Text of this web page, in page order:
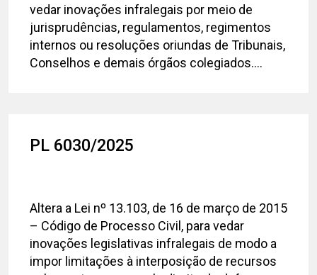
vedar inovações infralegais por meio de
jurisprudências, regulamentos, regimentos
internos ou resoluções oriundas de Tribunais,
Conselhos e demais órgãos colegiados....
PL 6030/2025
Altera a Lei nº 13.103, de 16 de março de 2015
– Código de Processo Civil, para vedar
inovações legislativas infralegais de modo a
impor limitações à interposição de recursos